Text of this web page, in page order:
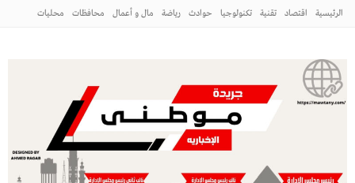
الرئيسية اقتصاد تقنية تكنولوجيا حوادث رياضة مال و أعمال محافظات محليات